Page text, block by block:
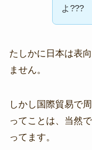
よ???
たしかに日本は表
ません。
しかし国際貿易で
ってことは、当然
ってます。